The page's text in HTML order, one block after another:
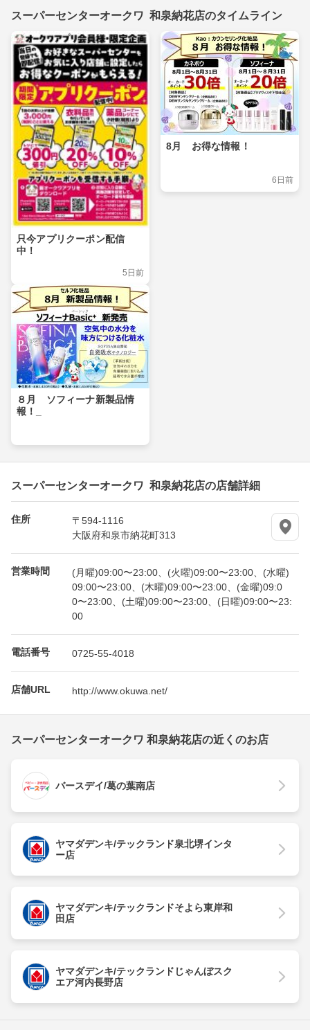
スーパーセンターオークワ 和泉納花店のタイムライン
只今アプリクーポン配信
中！
5日前
8月 お得な情報！
6日前
８月 ソフィーナ新製品情
報！_
スーパーセンターオークワ 和泉納花店の店舗詳細
住所
〒594-1116
大阪府和泉市納花町313
営業時間
(月曜)09:00〜23:00、(火曜)09:00〜23:00、(水曜)
09:00〜23:00、(木曜)09:00〜23:00、(金曜)09:0
0〜23:00、(土曜)09:00〜23:00、(日曜)09:00〜23:
00
電話番号 0725-55-4018
店舗URL http://www.okuwa.net/
スーパーセンターオークワ 和泉納花店の近くのお店
バースデイ/葛の葉南店
ヤマダデンキ/テックランド泉北堺インタ
ー店
ヤマダデンキ/テックランドそよら東岸和
田店
ヤマダデンキ/テックランドじゃんぼスク
エア河内長野店